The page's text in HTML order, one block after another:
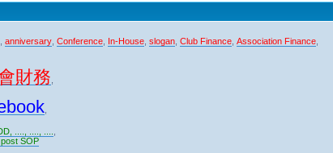
anniversary Conference In-House slogan Club Finance Association Finance
財務
...., ...., ....
SOP